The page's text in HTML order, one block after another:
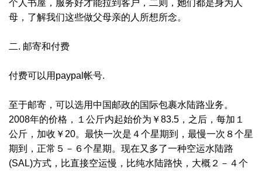
个人书屋，服务好才能拉到客户，二则，她们都是身为人
母，了解我们这些做父母亲的人所想所念。
二. 邮寄和付费
付费可以用paypal帐号.
至于邮寄，可以选用中国邮政的国际包裹水陆路业务。
2008年的价格，１公斤内起始价为￥83.5，之后，每加１
公斤，加收￥20。最快一次是４个星期到，最慢一次８个星
期到，正常５－６个星期。现在又多了一种空运水陆路
(SAL)方式，比直接空运慢，比纯水陆路快，大概２－４个